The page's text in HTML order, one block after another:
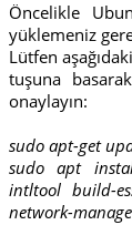
Öncelikle
yüklemeniz
Lütfen
tuşuna
onaylayın:
sudo apt-get
sudo apt
intltool build-
network-